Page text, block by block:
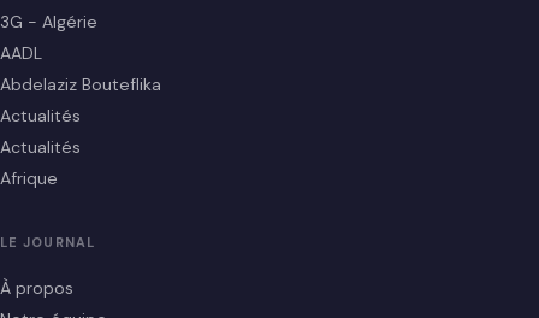
3G - Algérie
AADL
Abdelaziz Bouteflika
Actualités
Actualités
Afrique
LE JOURNAL
À propos